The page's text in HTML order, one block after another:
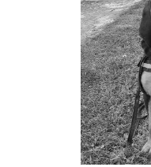
Skäl est une Saint-
suite à